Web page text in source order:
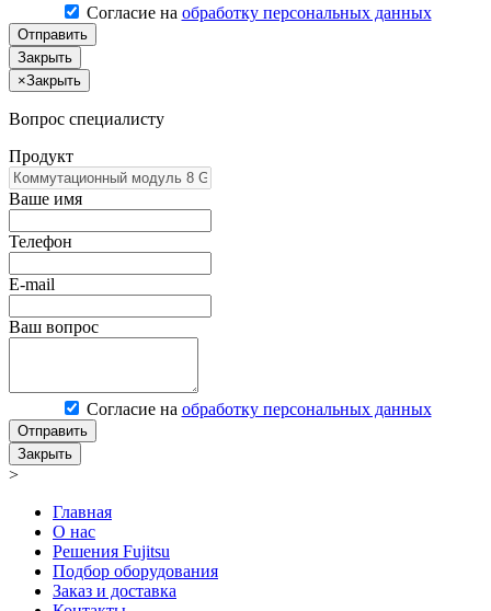
Согласие на обработку персональных данных
Отправить
Закрыть
×Закрыть
Вопрос специалисту
Продукт
Ваше имя
Телефон
E-mail
Ваш вопрос
Согласие на обработку персональных данных
Отправить
Закрыть
>
Главная
О нас
Решения Fujitsu
Подбор оборудования
Заказ и доставка